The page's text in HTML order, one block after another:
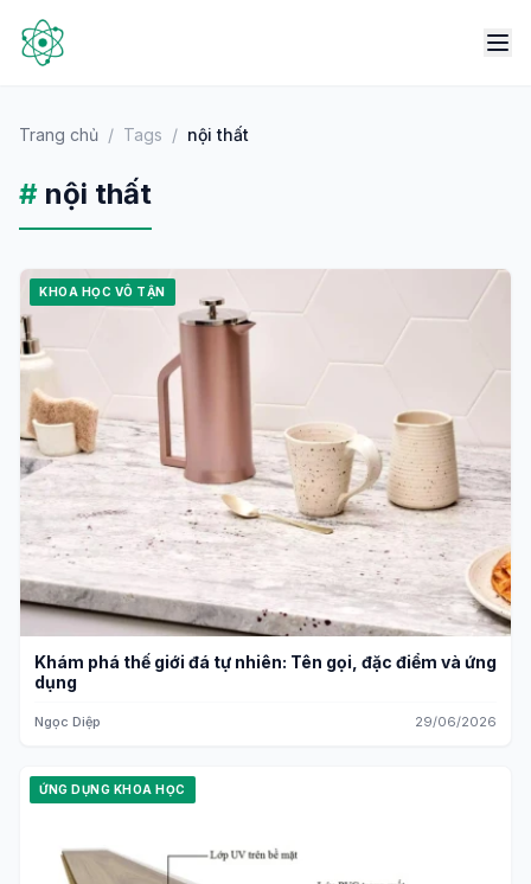
Trang chủ / Tags / nội thất
# nội thất
KHOA HỌC VÔ TẬN
Khám phá thế giới đá tự nhiên: Tên gọi, đặc điểm và ứng
dụng
Ngọc Diệp 29/06/2026
ỨNG DỤNG KHOA HỌC